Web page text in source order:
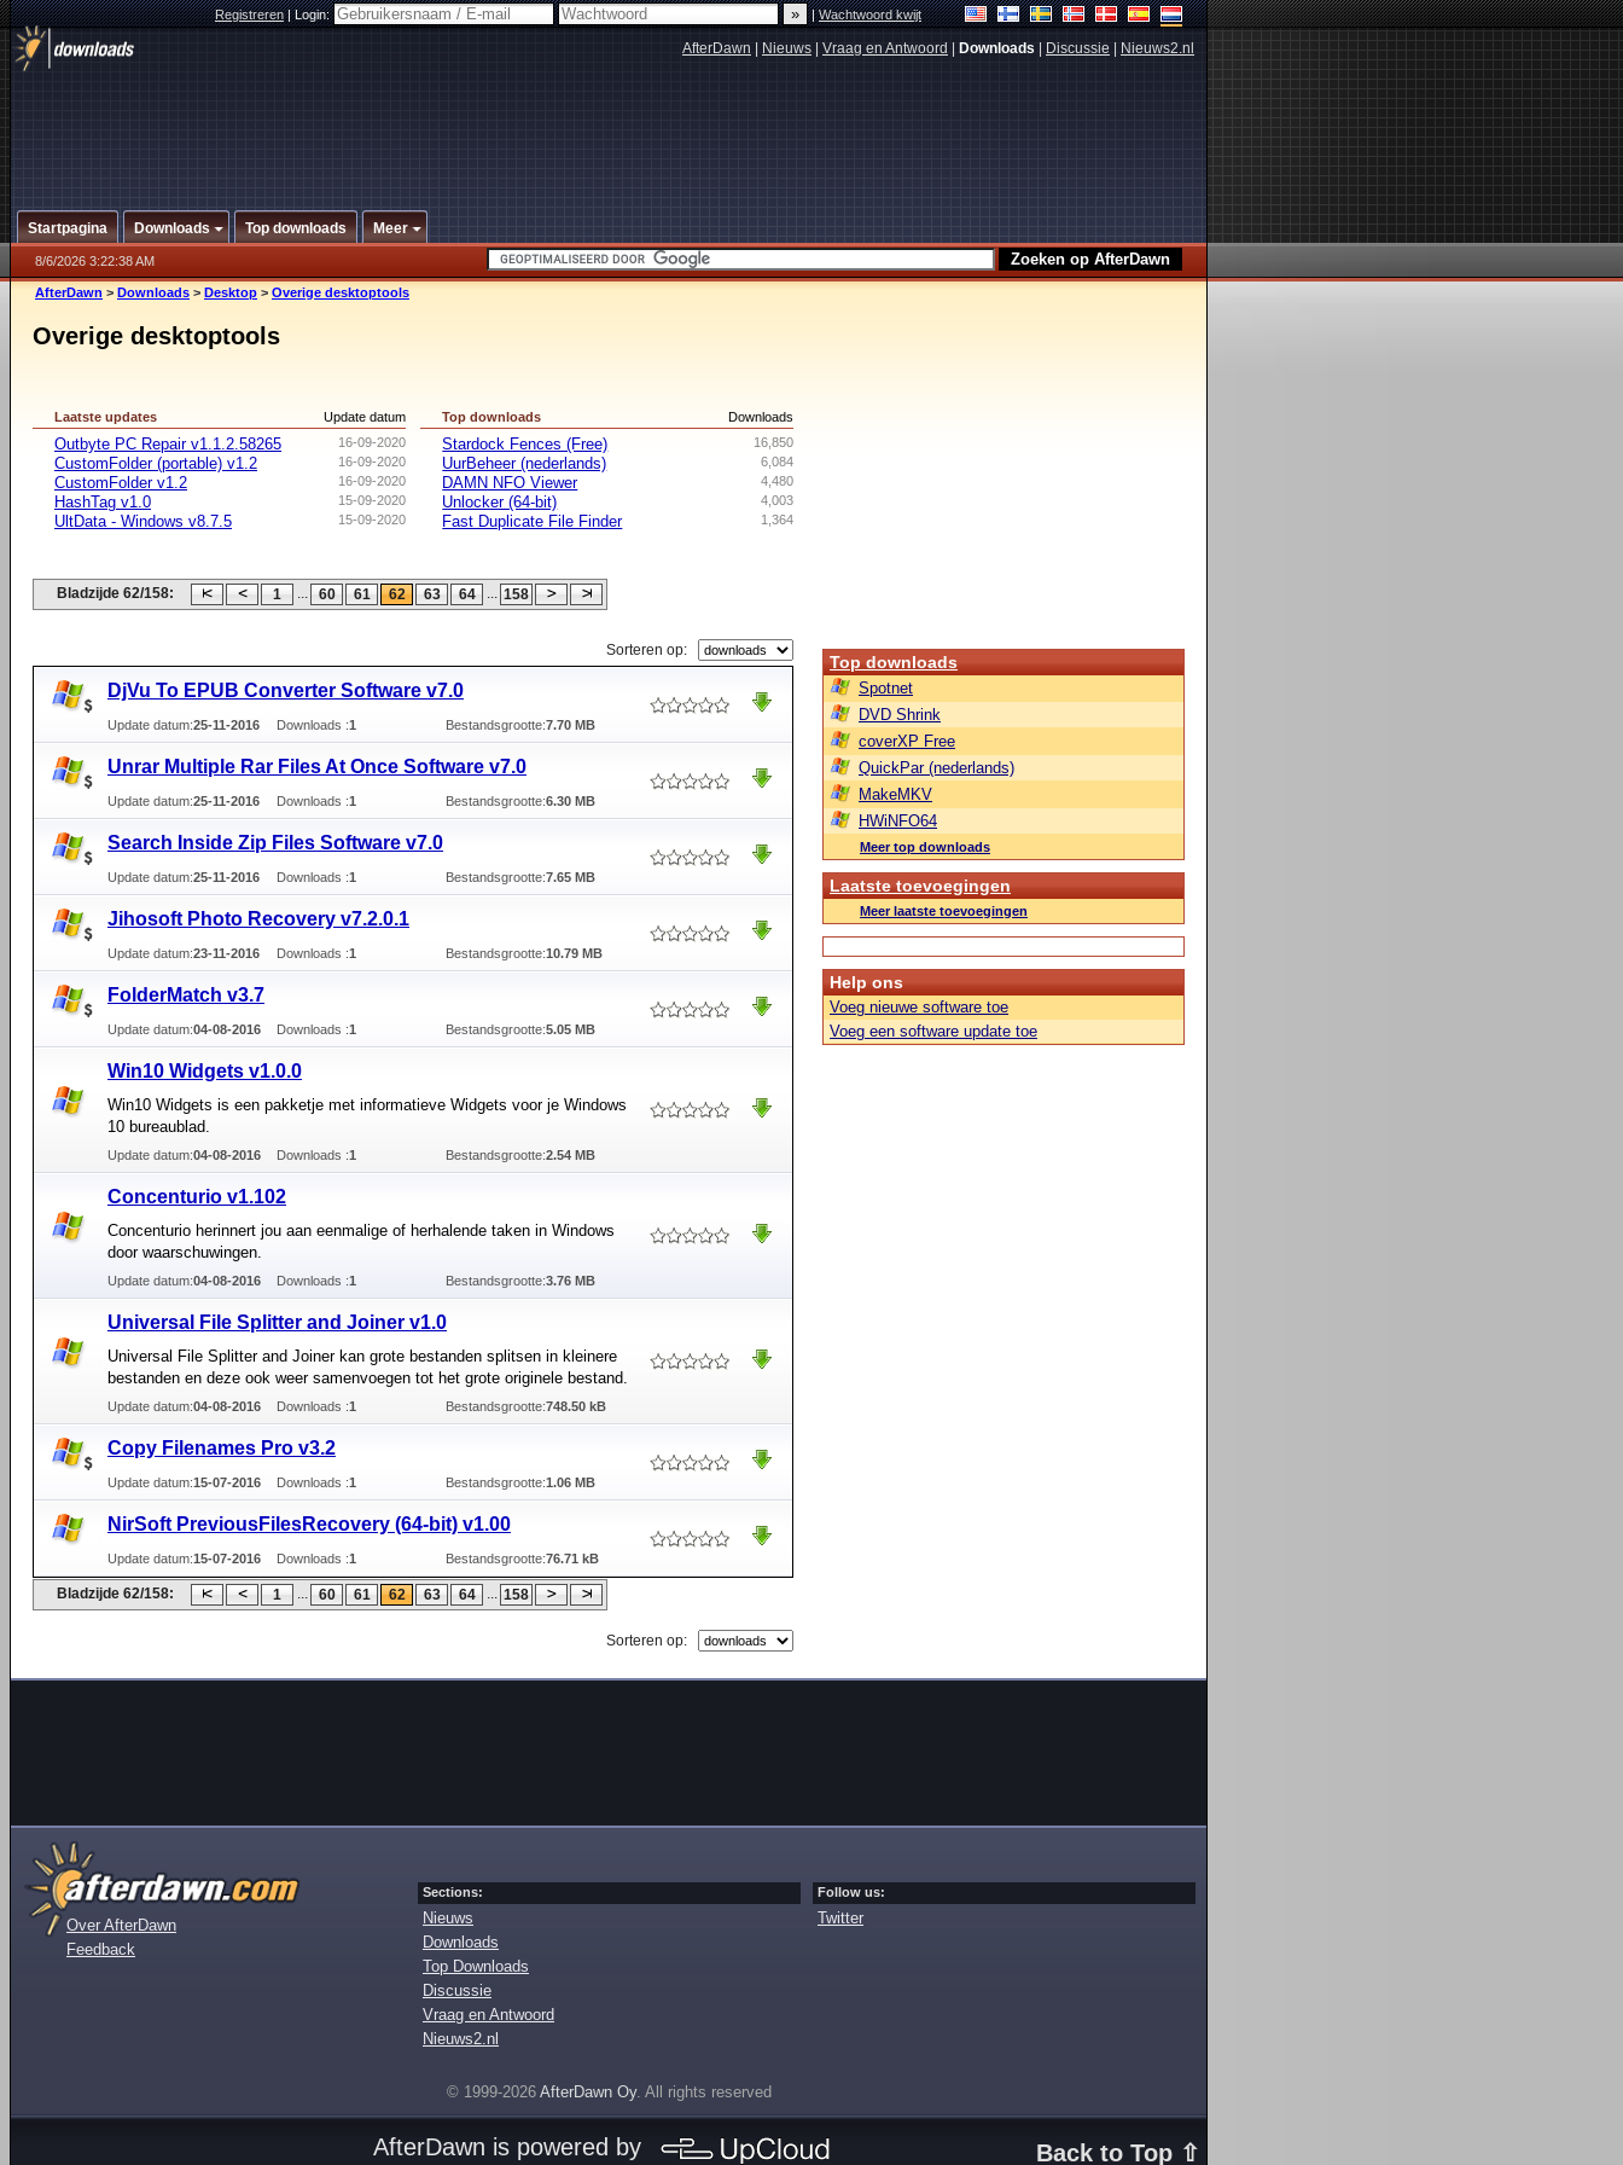
Registreren|Login: |Wachtwoord kwijt
AfterDawn Nieuws Vraag en Antwoord Downloads Discussie Nieuws2.nl
Startpagina Downloads Top downloads Meer
8/6/2026 3:22:38 AM
AfterDawn > Downloads > Desktop > Overige desktoptools
Overige desktoptools
Update datum
Laatste updates
16-09-2020
Outbyte PC Repair v1.1.2.58265
16-09-2020
CustomFolder (portable) v1.2
16-09-2020
CustomFolder v1.2
15-09-2020
HashTag v1.0
15-09-2020
UltData - Windows v8.7.5
Downloads
Top downloads
16,850
Stardock Fences (Free)
6,084
UurBeheer (nederlands)
4,480
DAMN NFO Viewer
4,003
Unlocker (64-bit)
1,364
Fast Duplicate File Finder
Bladzijde 62/158: 1 ... 60 61 62 63 64 ... 158
Sorteren op:
DjVu To EPUB Converter Software v7.0
Update datum:25-11-2016 Downloads :1 Bestandsgrootte:7.70 MB
Unrar Multiple Rar Files At Once Software v7.0
Update datum:25-11-2016 Downloads :1 Bestandsgrootte:6.30 MB
Search Inside Zip Files Software v7.0
Update datum:25-11-2016 Downloads :1 Bestandsgrootte:7.65 MB
Jihosoft Photo Recovery v7.2.0.1
Update datum:23-11-2016 Downloads :1 Bestandsgrootte:10.79 MB
FolderMatch v3.7
Update datum:04-08-2016 Downloads :1 Bestandsgrootte:5.05 MB
Win10 Widgets v1.0.0
Win10 Widgets is een pakketje met informatieve Widgets voor je Windows
10 bureaublad.
Update datum:04-08-2016 Downloads :1 Bestandsgrootte:2.54 MB
Concenturio v1.102
Concenturio herinnert jou aan eenmalige of herhalende taken in Windows
door waarschuwingen.
Update datum:04-08-2016 Downloads :1 Bestandsgrootte:3.76 MB
Universal File Splitter and Joiner v1.0
Universal File Splitter and Joiner kan grote bestanden splitsen in kleinere
bestanden en deze ook weer samenvoegen tot het grote originele bestand.
Update datum:04-08-2016 Downloads :1 Bestandsgrootte:748.50 kB
Copy Filenames Pro v3.2
Update datum:15-07-2016 Downloads :1 Bestandsgrootte:1.06 MB
NirSoft PreviousFilesRecovery (64-bit) v1.00
Update datum:15-07-2016 Downloads :1 Bestandsgrootte:76.71 kB
Bladzijde 62/158: 1 ... 60 61 62 63 64 ... 158
Sorteren op:
Top downloads
Spotnet
DVD Shrink
coverXP Free
QuickPar (nederlands)
MakeMKV
HWiNFO64
Meer top downloads
Laatste toevoegingen
Meer laatste toevoegingen
Help ons
Voeg nieuwe software toe
Voeg een software update toe
Over AfterDawn
Feedback
Sections:
Nieuws
Downloads
Top Downloads
Discussie
Vraag en Antwoord
Nieuws2.nl
Follow us:
Twitter
© 1999-2026 AfterDawn Oy. All rights reserved
Back to Top ⇧
AfterDawn is powered by